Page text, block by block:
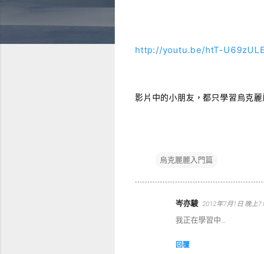
http://youtu.be/htT-U69zULE
影片中的小朋友，都只學習烏克
烏克麗麗入門篇
岑亦駿 2012年7月1日 晚上
我正在學習中...
回覆